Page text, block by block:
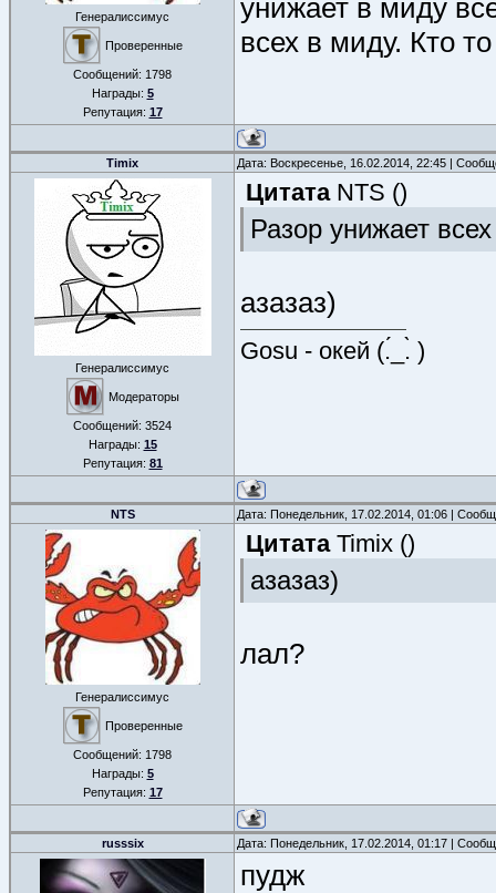
Генералиссимус
Проверенные
Сообщений: 1798
Награды: 5
Репутация: 17
унижает в миду
всех в миду. Кто
Timix Дата: Воскресенье, 16.02.2014, 22:45 |
Генералиссимус
Модераторы
Сообщений: 3524
Награды: 15
Репутация: 81
Цитата NTS ()
Разор унижает
азазаз)
Gosu - окей (.́_.̀ )
NTS Дата: Понедельник, 17.02.2014, 01:06 |
Генералиссимус
Проверенные
Сообщений: 1798
Награды: 5
Репутация: 17
Цитата Timix ()
азазаз)
лал?
russsix Дата: Понедельник, 17.02.2014, 01:17 |
пудж